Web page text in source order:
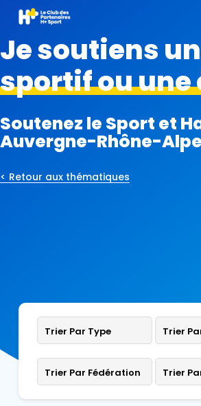
Skip
main
content
Je soutiens un
sportif ou une
Soutenez le Sport et
Auvergne-Rhône-
< Retour aux thématiques